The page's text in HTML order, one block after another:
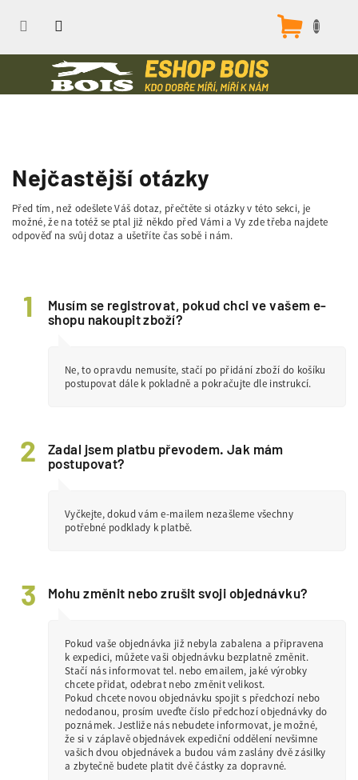
Nejčastější otázky
Před tím, než odešlete Váš dotaz, přečtěte si otázky v této sekci, je
možné, že na totéž se ptal již někdo před Vámi a Vy zde třeba najdete
odpověď na svůj dotaz a ušetříte čas sobě i nám.
Musím se registrovat, pokud chci ve vašem e-
shopu nakoupit zboží?
Ne, to opravdu nemusíte, stačí po přidání zboží do košíku
postupovat dále k pokladně a pokračujte dle instrukcí.
Zadal jsem platbu převodem. Jak mám
postupovat?
Vyčkejte, dokud vám e-mailem nezašleme všechny
potřebné podklady k platbě.
Mohu změnit nebo zrušit svoji objednávku?
Pokud vaše objednávka již nebyla zabalena a připravena
k expedici, můžete vaši objednávku bezplatně změnit.
Stačí nás informovat tel. nebo emailem, jaké výrobky
chcete přidat, odebrat nebo změnit velikost.
Pokud chcete novou objednávku spojit s předchozí nebo
nedodanou, prosím uveďte číslo předchozí objednávky do
poznámek. Jestliže nás nebudete informovat, je možné,
že si v záplavě objednávek expediční oddělení nevšimne
vašich dvou objednávek a budou vám zaslány dvě zásilky
a zbytečně budete platit dvě částky za dopravné.